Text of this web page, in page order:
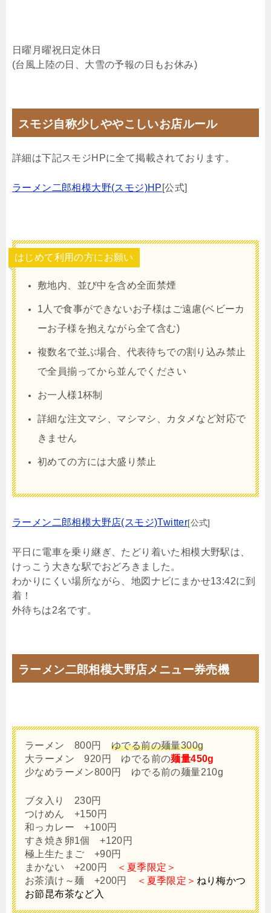
日曜月曜祝日定休日
(台風上陸の日、大雪の予報の日もお休み)
スモジ自称少しややこしいお店ルール
詳細は下記スモジHPに全て掲載されております。
ラーメン二郎相模大野(スモジ)HP [公式]
はじめて利用の方にお願い
敷地内、並び中を含め全面禁煙
1人で食事ができないお子様はご遠慮(ベビーカ
ーお子様を抱えながら全て含む)
複数名で並ぶ場合、代表待ちでの割り込み禁止
で全員揃ってから並んでください
お一人様1杯制
詳細な注文マシ、マシマシ、カタメなど対応で
きません
初めての方には大盛り禁止
ラーメン二郎相模大野店(スモジ)Twitter[公式]
平日に電車を乗り継ぎ、たどり着いた相模大野駅は、
けっこう大きな駅でおどろきました。
わかりにくい場所ながら、地図ナビにまかせ13:42に到
着！
外待ちは2名です。
ラーメン二郎相模大野店メニュー券売機
ラーメン 800円 ゆでる前の麺量300g
大ラーメン 920円 ゆでる前の麺量450g
少なめラーメン800円 ゆでる前の麺量210g
ブタ入り 230円
つけめん +150円
和っカレー +100円
すき焼き卵1個 +120円
極上生たまご +90円
まかない +200円
＜夏季限定＞
お茶漬け～麺 +200円
＜夏季限定＞ ねり梅かつ
お節昆布茶など入